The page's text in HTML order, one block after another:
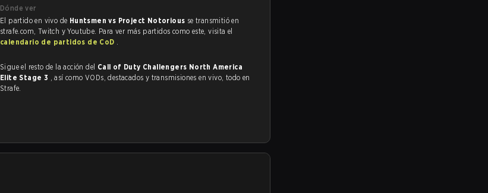
Dónde ver
El partido en vivo de Huntsmen vs Project Notorious se transmitió en
strafe.com, Twitch y Youtube. Para ver más partidos como este, visita el
calendario de partidos de CoD .
Sigue el resto de la acción del Call of Duty Challengers North America
Elite Stage 3 , así como VODs, destacados y transmisiones en vivo, todo en
Strafe.